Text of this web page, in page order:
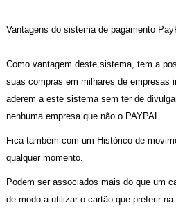
Vantagens do sistema de pagamento
Como vantagem deste sistema, tem a
suas compras em milhares de empresas
aderem a este sistema sem ter de
nenhuma empresa que não o PAYPAL.
Fica também com um Histórico de
qualquer momento.
Podem ser associados mais do que um
de modo a utilizar o cartão que preferir